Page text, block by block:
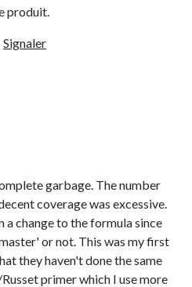
produit.
Signaler
garbage. The number
coverage was excessive.
a change to the formula since
or not. This was my first
they haven't done the same
primer which I use more